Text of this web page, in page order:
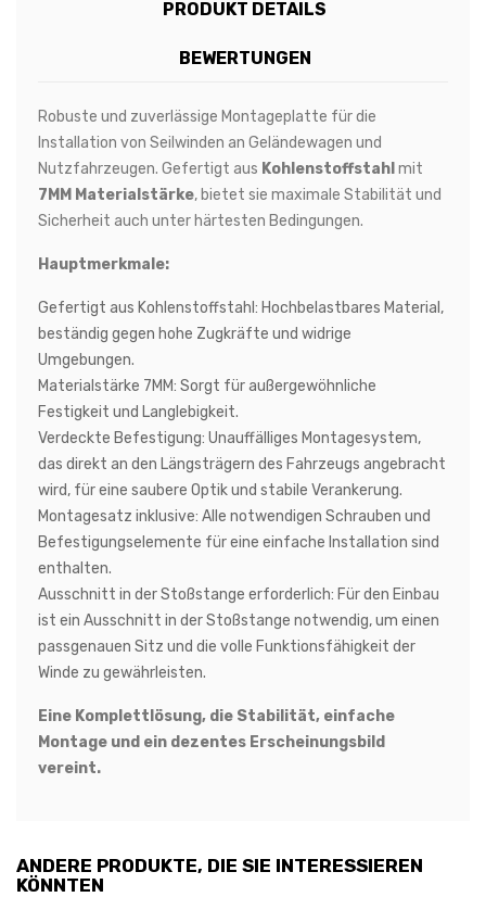
PRODUKT DETAILS
BEWERTUNGEN
Robuste und zuverlässige Montageplatte für die
Installation von Seilwinden an Geländewagen und
Nutzfahrzeugen. Gefertigt aus Kohlenstoffstahl mit
7MM Materialstärke, bietet sie maximale Stabilität und
Sicherheit auch unter härtesten Bedingungen.
Hauptmerkmale:
Gefertigt aus Kohlenstoffstahl: Hochbelastbares Material,
beständig gegen hohe Zugkräfte und widrige
Umgebungen.
Materialstärke 7MM: Sorgt für außergewöhnliche
Festigkeit und Langlebigkeit.
Verdeckte Befestigung: Unauffälliges Montagesystem,
das direkt an den Längsträgern des Fahrzeugs angebracht
wird, für eine saubere Optik und stabile Verankerung.
Montagesatz inklusive: Alle notwendigen Schrauben und
Befestigungselemente für eine einfache Installation sind
enthalten.
Ausschnitt in der Stoßstange erforderlich: Für den Einbau
ist ein Ausschnitt in der Stoßstange notwendig, um einen
passgenauen Sitz und die volle Funktionsfähigkeit der
Winde zu gewährleisten.
Eine Komplettlösung, die Stabilität, einfache
Montage und ein dezentes Erscheinungsbild
vereint.
ANDERE PRODUKTE, DIE SIE INTERESSIEREN
KÖNNTEN